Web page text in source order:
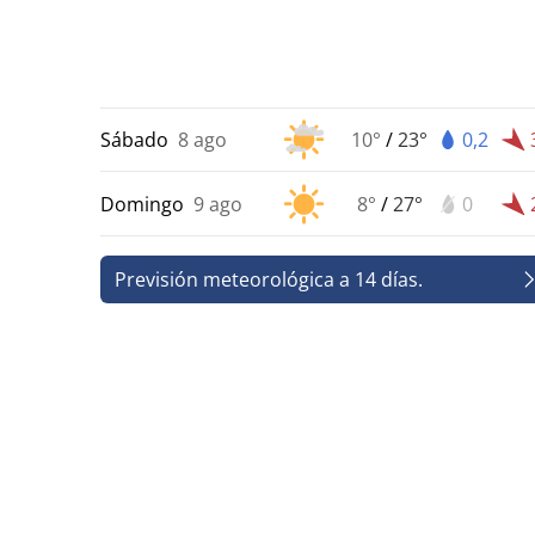
Sábado 8 ago 10° /23° 0,2
Domingo 9 ago 8° /27° 0
Previsión meteorológica a 14 días.